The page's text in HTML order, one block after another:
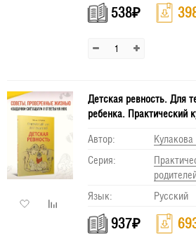
538₽
Детская ревность. Для
ребенка. Практический
Автор:
Серия:
Язык:
Русский
937₽